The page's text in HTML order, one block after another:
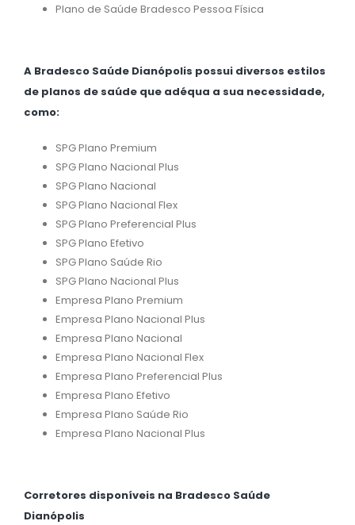
Plano de Saúde Bradesco Pessoa Física
A Bradesco Saúde Dianópolis possui diversos estilos
de planos de saúde que adéqua a sua necessidade,
como:
SPG Plano Premium
SPG Plano Nacional Plus
SPG Plano Nacional
SPG Plano Nacional Flex
SPG Plano Preferencial Plus
SPG Plano Efetivo
SPG Plano Saúde Rio
SPG Plano Nacional Plus
Empresa Plano Premium
Empresa Plano Nacional Plus
Empresa Plano Nacional
Empresa Plano Nacional Flex
Empresa Plano Preferencial Plus
Empresa Plano Efetivo
Empresa Plano Saúde Rio
Empresa Plano Nacional Plus
Corretores disponíveis na Bradesco Saúde
Dianópolis